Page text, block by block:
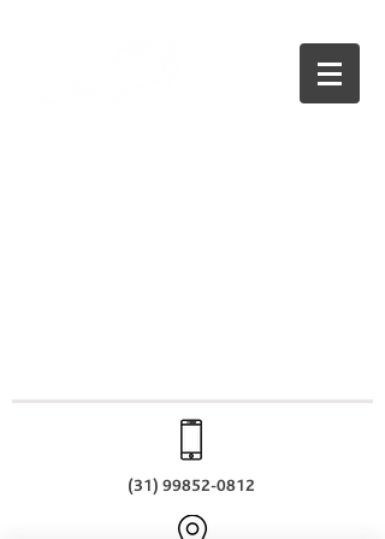
(31) 99852-0812